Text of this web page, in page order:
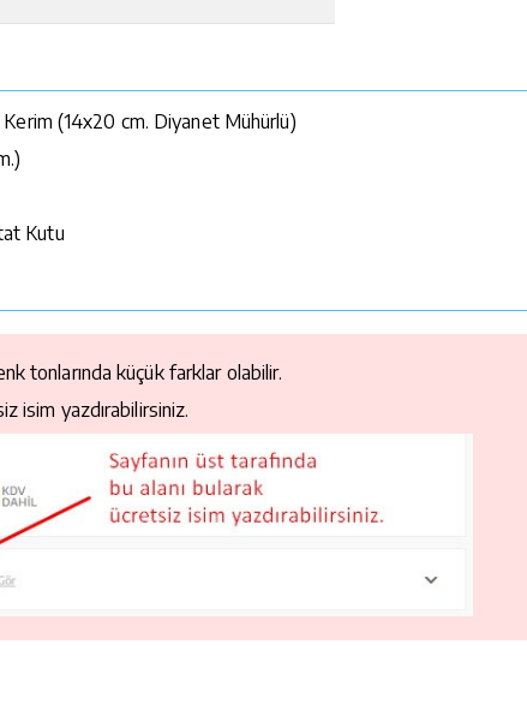
Kerim (14x20 cm. Diyanet Mühürlü)
Kutu
tonlarında küçük farklar olabilir.
isim yazdırabilirsiniz.